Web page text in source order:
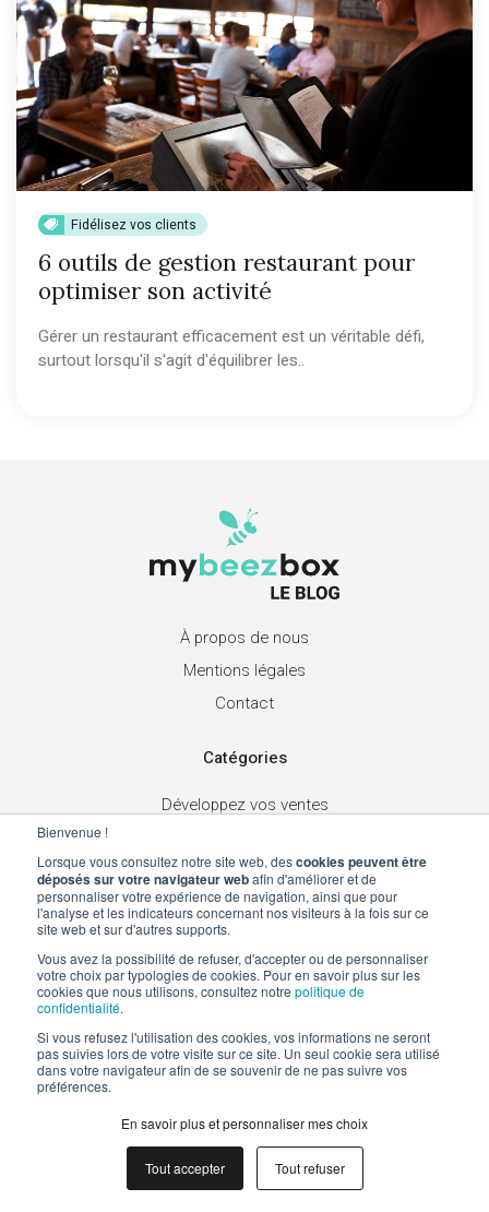
Bienvenue !
Lorsque vous consultez notre site web, descookies peuvent être
déposés sur votre navigateur webafin d'améliorer et de
personnaliser votre expérience de navigation, ainsi que pour
l'analyse et les indicateurs concernant nos visiteurs à la fois sur ce
site web et sur d'autres supports.
Vous avez la possibilité de refuser, d'accepter ou de personnaliser
votre choix par typologies de cookies. Pour en savoir plus sur les
cookies que nous utilisons, consultez notre politique de
confidentialité.
Si vous refusez l'utilisation des cookies, vos informations ne seront
pas suivies lors de votre visite sur ce site. Un seul cookie sera utilisé
dans votre navigateur afin de se souvenir de ne pas suivre vos
préférences.
En savoir plus et personnaliser mes choix
Tout accepter Tout refuser
Fidélisez vos clients
6 outils de gestion restaurant pour
optimiser son activité
Gérer un restaurant efficacement est un véritable défi,
surtout lorsqu'il s'agit d'équilibrer les..
À propos de nous
Mentions légales
Contact
Catégories
Développez vos ventes
Fidélisez vos clients
Nos solutions
Bons cadeaux
Vente à emporter
Ateliers
Eshop
Billetterie en ligne
Place de marché
Chèques cadeaux réseau